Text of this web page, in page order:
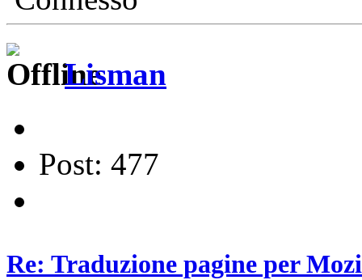
Lisman
Post: 477
Re: Traduzione pagine per